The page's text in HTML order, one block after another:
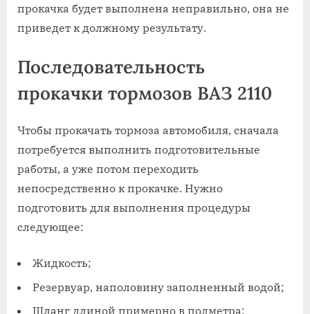
прокачка будет выполнена неправильно, она не
приведет к должному результату.
Последовательность
прокачки тормозов ВАЗ 2110
Чтобы прокачать тормоза автомобиля, сначала
потребуется выполнить подготовительные
работы, а уже потом переходить
непосредственно к прокачке. Нужно
подготовить для выполнения процедуры
следующее:
Жидкость;
Резервуар, наполовину заполненный водой;
Шланг длиной примерно в полметра;